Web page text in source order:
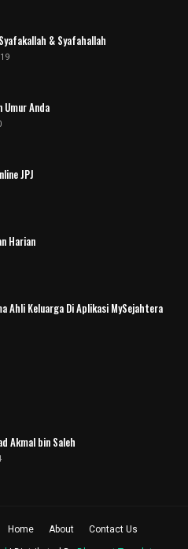
& Syafahallah
Umur Anda
JPJ
Harian
Ahli Keluarga Di Aplikasi MySejahtera
Akmal bin Saleh
Home About Contact Us